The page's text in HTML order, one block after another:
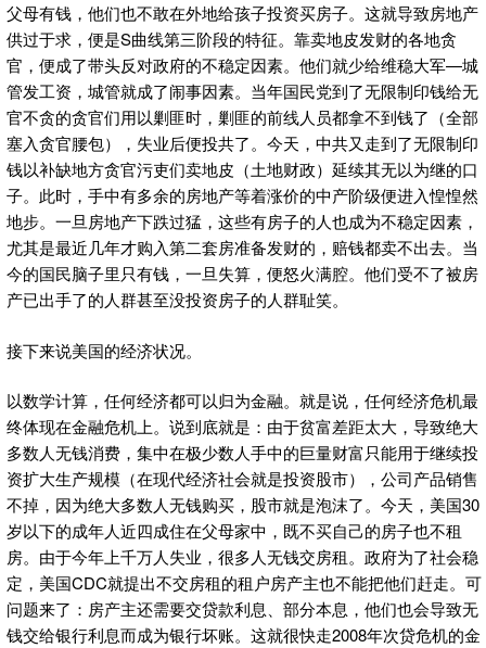
父母有钱，他们也不敢在外地给孩子投资买房子。这就导致房地产
供过于求，便是S曲线第三阶段的特征。靠卖地皮发财的各地贪
官，便成了带头反对政府的不稳定因素。他们就少给维稳大军—城
管发工资，城管就成了闹事因素。当年国民党到了无限制印钱给无
官不贪的贪官们用以剿匪时，剿匪的前线人员都拿不到钱了（全部
塞入贪官腰包），失业后便投共了。今天，中共又走到了无限制印
钱以补缺地方贪官污吏们卖地皮（土地财政）延续其无以为继的口
子。此时，手中有多余的房地产等着涨价的中产阶级便进入惶惶然
地步。一旦房地产下跌过猛，这些有房子的人也成为不稳定因素，
尤其是最近几年才购入第二套房准备发财的，赔钱都卖不出去。当
今的国民脑子里只有钱，一旦失算，便怒火满腔。他们受不了被房
产已出手了的人群甚至没投资房子的人群耻笑。
接下来说美国的经济状况。
以数学计算，任何经济都可以归为金融。就是说，任何经济危机最
终体现在金融危机上。说到底就是：由于贫富差距太大，导致绝大
多数人无钱消费，集中在极少数人手中的巨量财富只能用于继续投
资扩大生产规模（在现代经济社会就是投资股市），公司产品销售
不掉，因为绝大多数人无钱购买，股市就是泡沫了。今天，美国30
岁以下的成年人近四成住在父母家中，既不买自己的房子也不租
房。由于今年上千万人失业，很多人无钱交房租。政府为了社会稳
定，美国CDC就提出不交房租的租户房产主也不能把他们赶走。可
问题来了：房产主还需要交贷款利息、部分本息，他们也会导致无
钱交给银行利息而成为银行坏账。这就很快走2008年次贷危机的金